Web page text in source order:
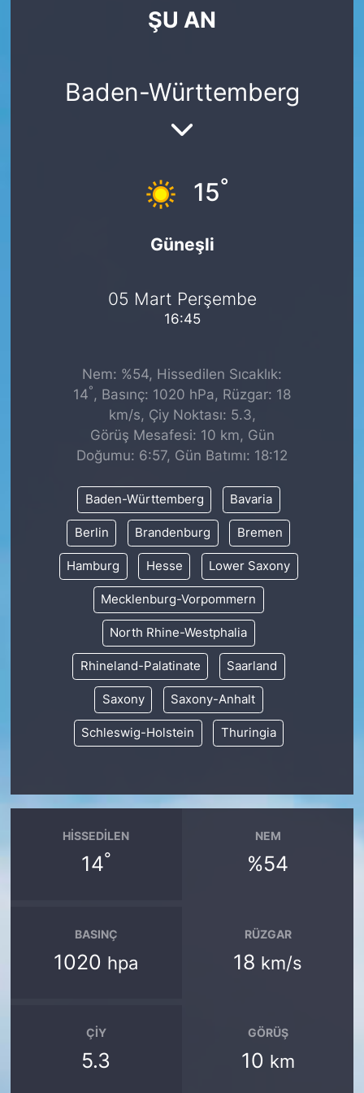
ŞU AN
Baden-Württemberg
15°
Güneşli
05 Mart Perşembe
16:45
Nem: %54, Hissedilen Sıcaklık:
14° , Basınç: 1020 hPa, Rüzgar: 18
km/s, Çiy Noktası: 5.3,
Görüş Mesafesi: 10 km, Gün
Doğumu: 6:57, Gün Batımı: 18:12
Baden-Württemberg Bavaria
Berlin Brandenburg Bremen
Hamburg Hesse Lower Saxony
Mecklenburg-Vorpommern
North Rhine-Westphalia
Rhineland-Palatinate Saarland
Saxony Saxony-Anhalt
Schleswig-Holstein Thuringia
HISSEDILEN
14°
NEM
%54
BASINÇ
1020 hpa
RÜZGAR
18 km/s
ÇIY
5.3
GÖRÜŞ
10 km